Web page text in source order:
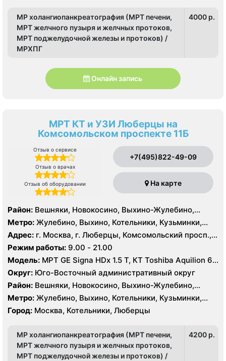
МР холангиопанкреатография (МРТ печени,
МРТ желчного пузыря и желчных протоков,
МРТ поджелудочной железы и протоков) /
МРХПГ
4000 p.
Онлайн запись
МРТ КТ и УЗИ Люберцы на
Комсомольском проспекте 11Б
Отзыв о сервисе
Отзыв о врачах
Отзыв об оборудовании
+7(495)822-49-09
На карте
Район: Вешняки, Новокосино, Выхино-Жулебино,
Кузьминки
Метро: Жулебино, Выхино, Котельники, Кузьминки,
Лермонтовский проспект, Новокосино, Рязанский
проспект, Косино, Лухмановская, Окская, Улица
Дмитриевского, Юго-Восточная, Некрасовка
Адрес: г. Москва, г. Люберцы, Комсомольский просп.,
11Б
Режим работы: 9.00 - 21.00
Модель: МРТ GE Signa HDx 1.5 T, КТ Toshiba Aquilion 64
среза, УЗИ GE Logiq 7
Округ: Юго-Восточный административный округ
Район: Вешняки, Новокосино, Выхино-Жулебино,
Кузьминки
Метро: Жулебино, Выхино, Котельники, Кузьминки,
Лермонтовский проспект, Новокосино, Рязанский
проспект, Косино, Лухмановская, Окская, Улица
Город: Москва, Котельники, Люберцы
МР холангиопанкреатография (МРТ печени,
МРТ желчного пузыря и желчных протоков,
МРТ поджелудочной железы и протоков) /
4200 p.